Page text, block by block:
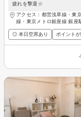
疲れを撃退☆
アクセス：都営浅草線・東
線・東京メトロ銀座線 銀座
◎ 本日空席あり ポイント